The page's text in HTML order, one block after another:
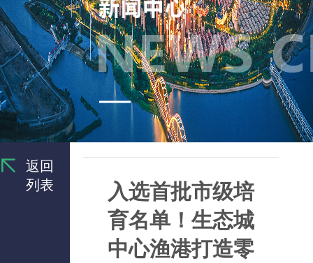
返回
列表
入选首批市级培
育名单！生态城
中心渔港打造零